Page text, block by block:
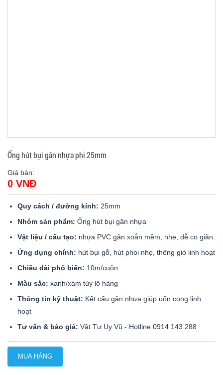
Ống hút bụi gân nhựa phi 25mm
Giá bán:
0 VNĐ
Quy cách / đường kính: 25mm
Nhóm sản phẩm: Ống hút bụi gân nhựa
Vật liệu / cấu tạo: nhựa PVC gân xoắn mềm, nhẹ, dễ co giãn
Ứng dụng chính: hút bụi gỗ, hút phoi nhẹ, thông gió linh hoạt
Chiều dài phổ biến: 10m/cuộn
Màu sắc: xanh/xám tùy lô hàng
Thông tin kỹ thuật: Kết cấu gân nhựa giúp uốn cong linh
hoạt
Tư vấn & báo giá: Vật Tư Uy Vũ - Hotline 0914 143 288
MUA HÀNG